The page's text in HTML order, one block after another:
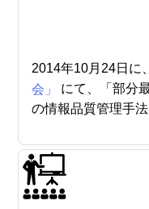
2014年10月24日に、
会」
にて、「部分
の情報品質管理手